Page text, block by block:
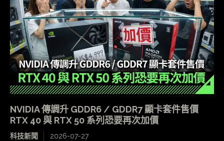
NVIDIA 傳調升 GDDR6 / GDDR7 顯卡套件售價
RTX 40 與 RTX 50 系列恐要再次加價
科技新聞 2026-07-27